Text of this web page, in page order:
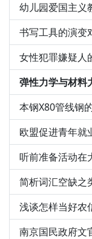
幼儿园爱国主义
书写工具的演变
女性犯罪嫌疑人
弹性力学与材料
本钢X80管线钢
欧盟促进青年就
听前准备活动在
简析词汇空缺之
浅谈怎样当好农
南京国民政府文